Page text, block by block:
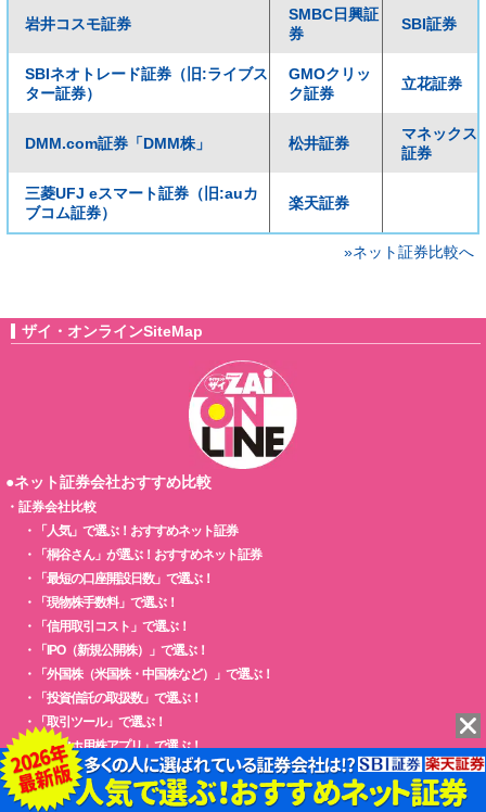
岩井コスモ証券
SMBC日興証
券
SBI証券
SBIネオトレード証券（旧:ライブス
ター証券）
GMOクリッ
ク証券
立花証券
DMM.com証券「DMM株」 松井証券
マネックス
証券
三菱UFJ eスマート証券（旧:auカ
ブコム証券）
楽天証券
»ネット証券比較へ
ザイ・オンラインSiteMap
●ネット証券会社おすすめ比較
・ 証券会社比較
・
「人気」で選ぶ！おすすめネット証券
・
「桐谷さん」が選ぶ！おすすめネット証券
・
「最短の口座開設日数」で選ぶ！
・
「現物株手数料」で選ぶ！
・
「信用取引コスト」で選ぶ！
・
「IPO（新規公開株）」で選ぶ！
・
「外国株（米国株・中国株など）」で選ぶ！
・
「投資信託の取扱数」で選ぶ！
・
「取引ツール」で選ぶ！
「スマホ用株アプリ」で選ぶ！
・「株主優待検索機能」で選ぶ！
●株主優待おすすめ情報